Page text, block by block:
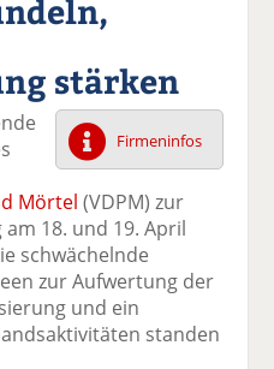
k
el
uf
F
ac
e
b
o
o
k
te
il
t
wi
tt
er
n
uf
Li
n
k
e
di
n
te
e
er
E
m
ai
l
v
se
n
d
ck
e
n
stärken
Firmeninfos
Mörtel (VDPM) zur
18. und 19. April
schwächelnde
zur Aufwertung der
und ein
standen